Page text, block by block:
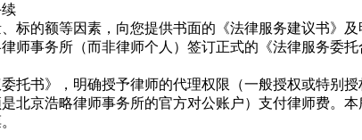
标的额等因素，向您提供书面的《法律服务建议书》及
师事务所（而非律师个人）签订正式的《法律服务委
托书》，明确授予律师的代理权限（一般授权或特别授
北京浩略律师事务所的官方对公账户）支付律师费。本